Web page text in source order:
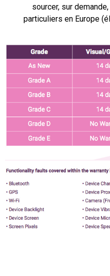
sourcer, sur
particuliers en Europe